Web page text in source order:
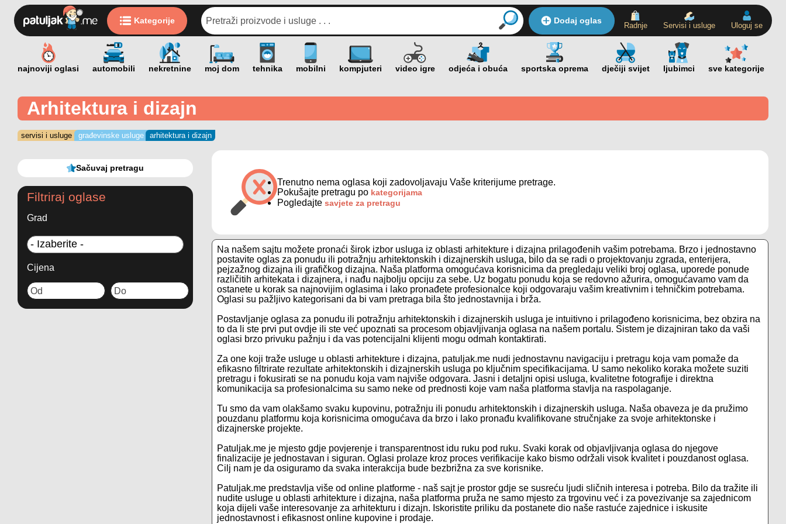
Kategorije Dodaj oglas
Radnje Servisi i usluge Uloguj se
Arhitektura i dizajn
servisi i usluge građevinske usluge arhitektura i dizajn
Sačuvaj pretragu
Filtriraj oglase
Grad
Cijena
Trenutno nema oglasa koji zadovoljavaju Vaše kriterijume pretrage.
Pokušajte pretragu po kategorijama
Pogledajte savjete za pretragu
Na našem sajtu možete pronaći širok izbor usluga iz oblasti arhitekture i dizajna prilagođenih vašim potrebama. Brzo i jednostavno
postavite oglas za ponudu ili potražnju arhitektonskih i dizajnerskih usluga, bilo da se radi o projektovanju zgrada, enterijera,
pejzažnog dizajna ili grafičkog dizajna. Naša platforma omogućava korisnicima da pregledaju veliki broj oglasa, uporede ponude
različitih arhitekata i dizajnera, i nađu najbolju opciju za sebe. Uz bogatu ponudu koja se redovno ažurira, omogućavamo vam da
ostanete u korak sa najnovijim oglasima i lako pronađete profesionalce koji odgovaraju vašim kreativnim i tehničkim potrebama.
Oglasi su pažljivo kategorisani da bi vam pretraga bila što jednostavnija i brža.
Postavljanje oglasa za ponudu ili potražnju arhitektonskih i dizajnerskih usluga je intuitivno i prilagođeno korisnicima, bez obzira na
to da li ste prvi put ovdje ili ste već upoznati sa procesom objavljivanja oglasa na našem portalu. Sistem je dizajniran tako da vaši
oglasi brzo privuku pažnju i da vas potencijalni klijenti mogu odmah kontaktirati.
Za one koji traže usluge u oblasti arhitekture i dizajna, patuljak.me nudi jednostavnu navigaciju i pretragu koja vam pomaže da
efikasno filtrirate rezultate arhitektonskih i dizajnerskih usluga po ključnim specifikacijama. U samo nekoliko koraka možete suziti
pretragu i fokusirati se na ponudu koja vam najviše odgovara. Jasni i detaljni opisi usluga, kvalitetne fotografije i direktna
komunikacija sa profesionalcima su samo neke od prednosti koje vam naša platforma stavlja na raspolaganje.
Tu smo da vam olakšamo svaku kupovinu, potražnju ili ponudu arhitektonskih i dizajnerskih usluga. Naša obaveza je da pružimo
pouzdanu platformu koja korisnicima omogućava da brzo i lako pronađu kvalifikovane stručnjake za svoje arhitektonske i
dizajnerske projekte.
Patuljak.me je mjesto gdje povjerenje i transparentnost idu ruku pod ruku. Svaki korak od objavljivanja oglasa do njegove
finalizacije je jednostavan i siguran. Oglasi prolaze kroz proces verifikacije kako bismo održali visok kvalitet i pouzdanost oglasa.
Cilj nam je da osiguramo da svaka interakcija bude bezbrižna za sve korisnike.
Patuljak.me predstavlja više od online platforme - naš sajt je prostor gdje se susreću ljudi sličnih interesa i potreba. Bilo da tražite ili
nudite usluge u oblasti arhitekture i dizajna, naša platforma pruža ne samo mjesto za trgovinu već i za povezivanje sa zajednicom
koja dijeli vaše interesovanje za arhitekturu i dizajn. Iskoristite priliku da postanete dio naše rastuće zajednice i iskusite
jednostavnost i efikasnost online kupovine i prodaje.